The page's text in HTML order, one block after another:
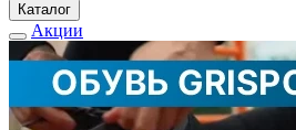
Каталог
Акции